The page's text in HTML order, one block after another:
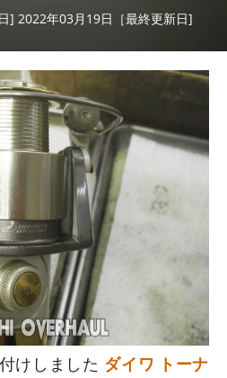
日] 2022年03月19日［最終更新日]
けしました ダイワ トーナ